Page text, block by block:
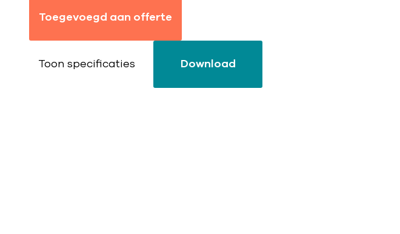
Toegevoegd aan offerte
Toon specificaties Download